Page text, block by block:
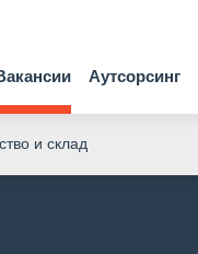
Аутсорсинг
и склад